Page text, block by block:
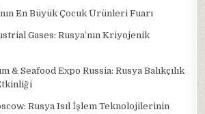
En Büyük Çocuk Ürünleri Fuarı
Gases: Rusya’nın Kriyojenik
& Seafood Expo Russia: Rusya Balıkçılık
Rusya Isıl İşlem Teknolojilerinin